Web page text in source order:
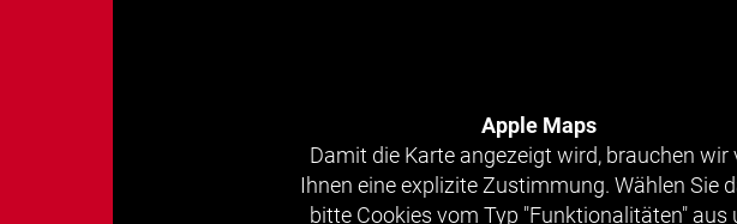
Apple Maps
Damit die Karte angezeigt wird, brauchen wir
Ihnen eine explizite Zustimmung. Wählen Sie
bitte Cookies vom Typ "Funktionalitäten" aus